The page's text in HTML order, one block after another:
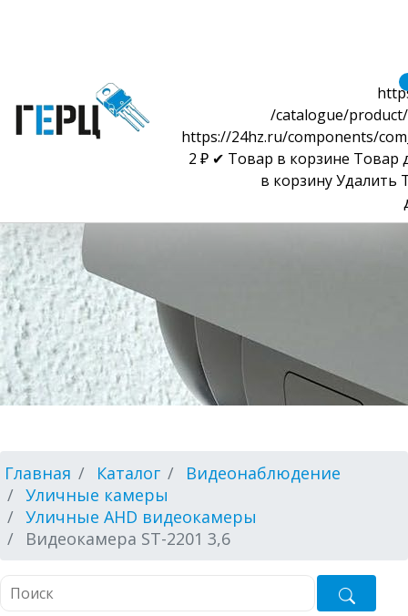
/catalogue/
https://24hz.ru/components/
2 ₽ ✔ Товар в корзине Товар
в корзинуУдалить
Главная Каталог
Видеонаблюдение
Уличные камеры
Уличные AHD видеокамеры
Видеокамера ST-2201 3,6